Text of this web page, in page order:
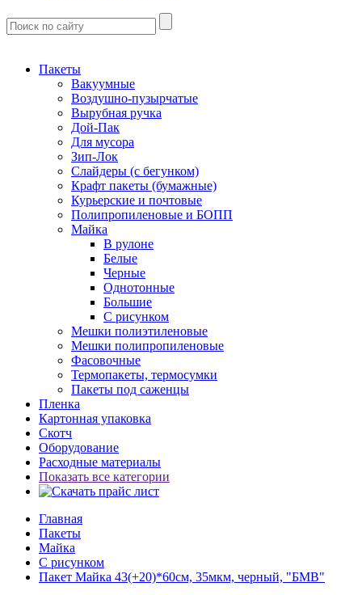
Пакеты
Вакуумные
Воздушно-пузырчатые
Вырубная ручка
Дой-Пак
Для мусора
Зип-Лок
Слайдеры (с бегунком)
Крафт пакеты (бумажные)
Курьерские и почтовые
Полипропиленовые и БОПП
Майка
В рулоне
Белые
Черные
Однотонные
Большие
С рисунком
Мешки полиэтиленовые
Мешки полипропиленовые
Фасовочные
Термопакеты, термосумки
Пакеты под саженцы
Пленка
Картонная упаковка
Скотч
Оборудование
Расходные материалы
Показать все категории
Главная
Пакеты
Майка
С рисунком
Пакет Майка 43(+20)*60см, 35мкм, черный, "БМВ"